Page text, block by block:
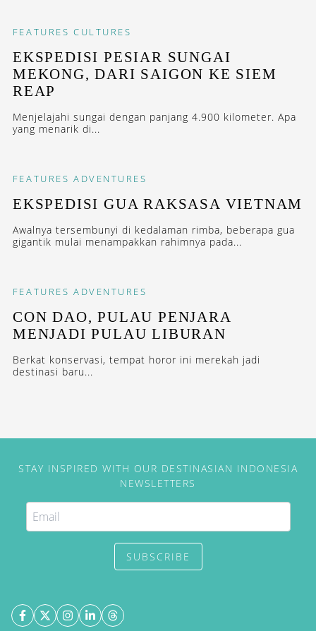
FEATURES CULTURES
EKSPEDISI PESIAR SUNGAI
MEKONG, DARI SAIGON KE SIEM
REAP
Menjelajahi sungai dengan panjang 4.900 kilometer. Apa
yang menarik di...
FEATURES ADVENTURES
EKSPEDISI GUA RAKSASA VIETNAM
Awalnya tersembunyi di kedalaman rimba, beberapa gua
gigantik mulai menampakkan rahimnya pada...
FEATURES ADVENTURES
CON DAO, PULAU PENJARA
MENJADI PULAU LIBURAN
Berkat konservasi, tempat horor ini merekah jadi
destinasi baru...
STAY INSPIRED WITH OUR DESTINASIAN INDONESIA
NEWSLETTERS
SUBSCRIBE